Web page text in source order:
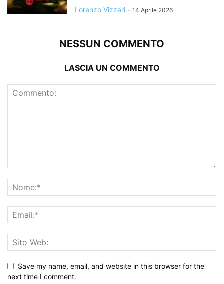
Lorenzo Vizzari - 14 Aprile 2026
NESSUN COMMENTO
LASCIA UN COMMENTO
Save my name, email, and website in this browser for the
next time I comment.